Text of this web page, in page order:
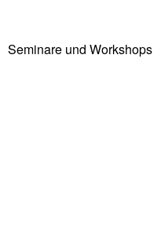
Seminare und Workshops